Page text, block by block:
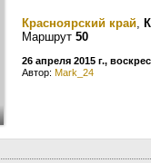
Красноярский край,
Маршрут 50
26 апреля 2015 г.,
Автор: Mark_24